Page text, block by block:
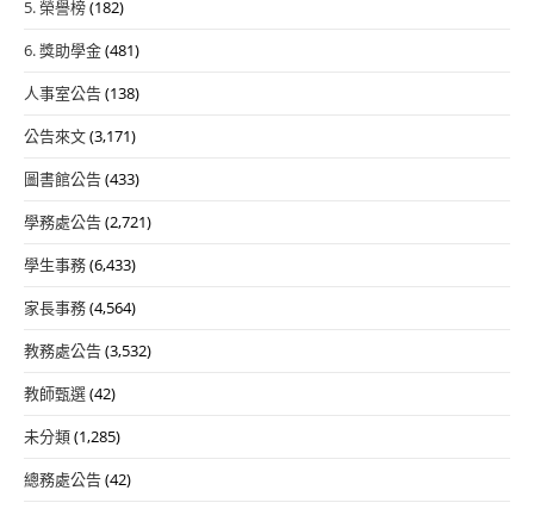
5. 榮譽榜(182)
6. 獎助學金(481)
人事室公告(138)
公告來文(3,171)
圖書館公告(433)
學務處公告(2,721)
學生事務(6,433)
家長事務(4,564)
教務處公告(3,532)
教師甄選(42)
未分類(1,285)
總務處公告(42)